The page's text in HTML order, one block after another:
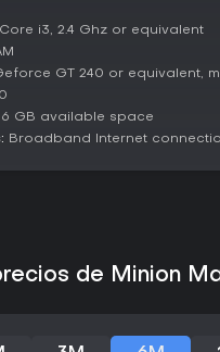
i3, 2.4 Ghz or equivalent
GT 240 or equivalent,
6 GB available space
Broadband Internet
de Minion